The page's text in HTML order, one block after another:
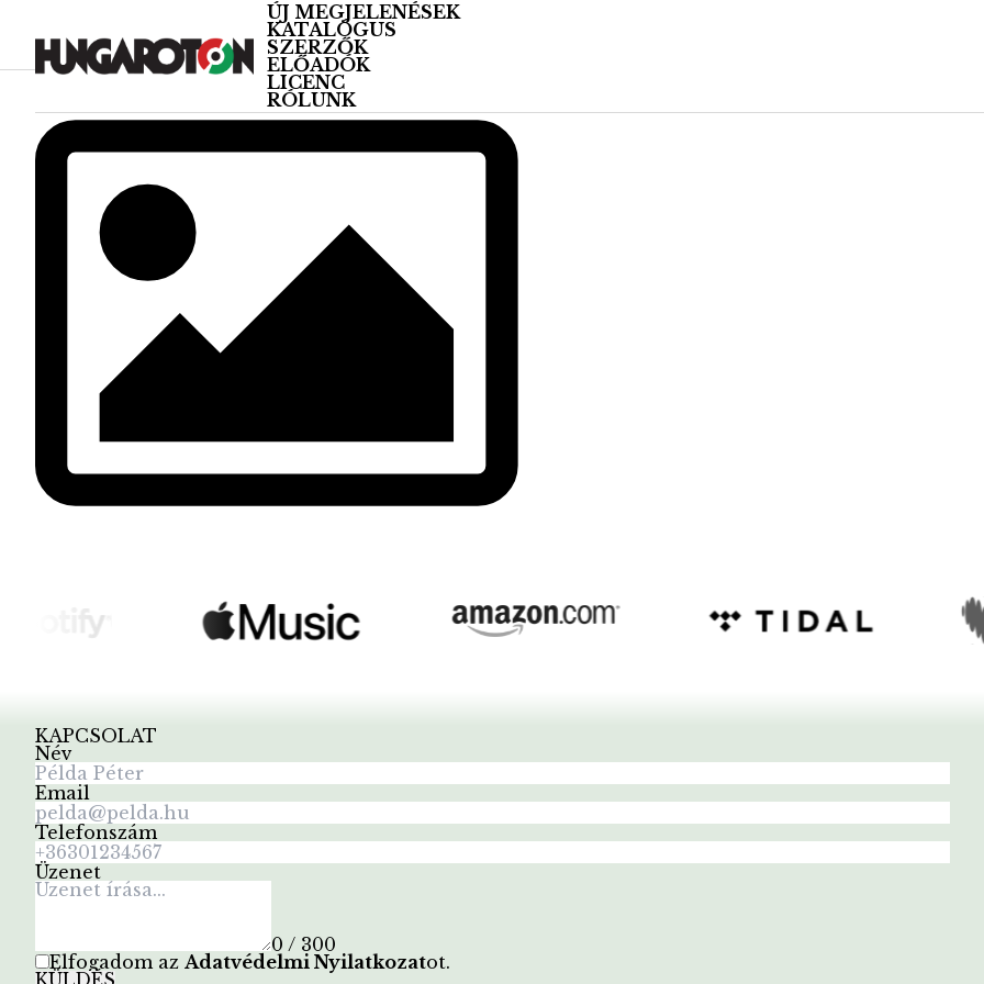
ÚJ MEGJELENÉSEK
KATALÓGUS
SZERZŐK
ELŐADÓK
LICENC
RÓLUNK
KAPCSOLAT
Név
Email
Telefonszám
Üzenet
0 / 300
Elfogadom az Adatvédelmi Nyilatkozatot.